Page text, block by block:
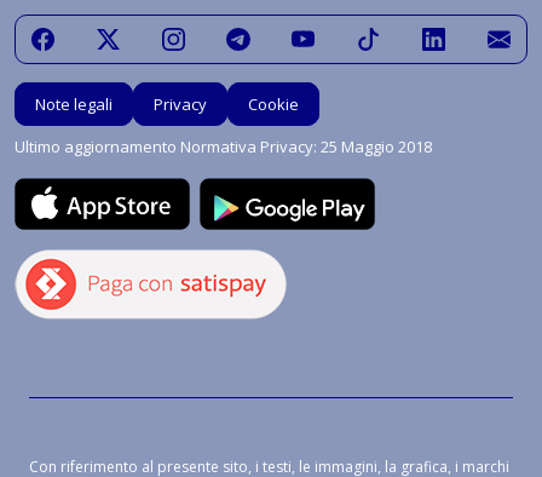
Note legali Privacy
Cookie
Ultimo aggiornamento Normativa Privacy: 25 Maggio 2018
Con riferimento al presente sito, i testi, le immagini, la grafica, i marchi